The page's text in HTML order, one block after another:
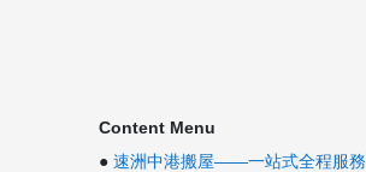
Content Menu
● 速洲中港搬屋——一站式全程服務